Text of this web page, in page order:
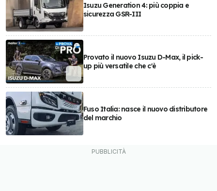
Isuzu Generation 4: più coppia e
sicurezza GSR-III
Provato il nuovo Isuzu D-Max, il pick-
up più versatile che c'è
Fuso Italia: nasce il nuovo distributore
del marchio